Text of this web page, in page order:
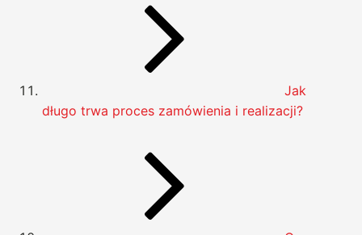
Jak
długo trwa proces zamówienia i realizacji?